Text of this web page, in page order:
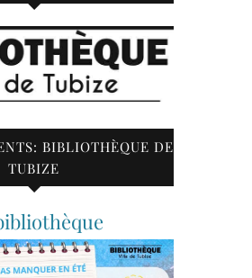
BIBLIOTHÈQUE DE
TUBIZE